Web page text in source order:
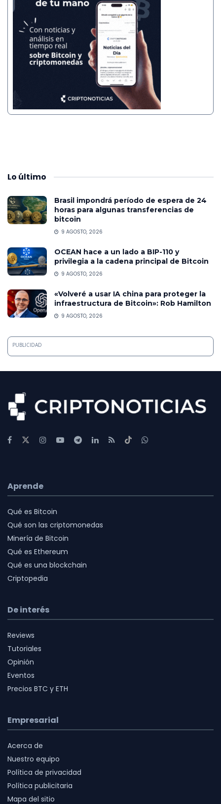
Lo último
Brasil impondrá período de espera de 24
horas para algunas transferencias de
bitcoin
9 AGOSTO, 2026
OCEAN hace a un lado a BIP-110 y
privilegia a la cadena principal de Bitcoin
9 AGOSTO, 2026
«Volveré a usar IA china para proteger la
infraestructura de Bitcoin»: Rob Hamilton
9 AGOSTO, 2026
PUBLICIDAD
Aprende
Qué es Bitcoin
Qué son las criptomonedas
Minería de Bitcoin
Qué es Ethereum
Qué es una blockchain
Criptopedia
De interés
Reviews
Tutoriales
Opinión
Eventos
Precios BTC y ETH
Empresarial
Acerca de
Nuestro equipo
Política de privacidad
Política publicitaria
Mapa del sitio